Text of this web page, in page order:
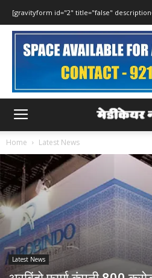
[gravityform id="2" title="false"
Home Latest News
Latest News